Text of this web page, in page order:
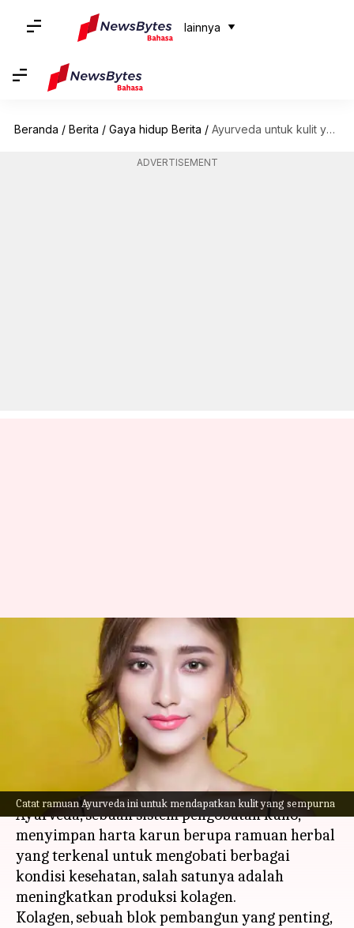
lainnya
Beranda / Berita / Gaya hidup Berita / Ayurveda untuk kulit yang indah: Herbal yang meningkatkan produksi kolagen
ADVERTISEMENT
Catat ramuan Ayurveda ini untuk mendapatkan kulit yang sempurna
Ayurveda untuk kulit yang
indah: Herbal yang
meningkatkan produksi
kolagen
Taufiq Al Jufri Nov 22, 2023 01:12 pm
Apa ceritanya
Ayurveda, sebuah sistem pengobatan kuno,
menyimpan harta karun berupa ramuan herbal
yang terkenal untuk mengobati berbagai
kondisi kesehatan, salah satunya adalah
meningkatkan produksi kolagen.
Kolagen, sebuah blok pembangun yang penting,